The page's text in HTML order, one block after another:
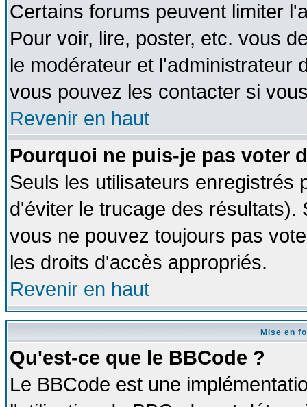
Certains forums peuvent limiter
Pour voir, lire, poster, etc. vous
le modérateur et l'administrateur
vous pouvez les contacter si
Revenir en haut
Pourquoi ne puis-je pas voter
Seuls les utilisateurs enregistrés
d'éviter le trucage des
vous ne pouvez toujours pas
les droits d'accès appropriés.
Revenir en haut
Mise en
Qu'est-ce que le BBCode ?
Le BBCode est une